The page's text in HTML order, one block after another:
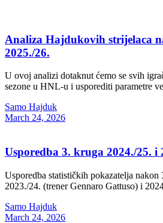
Analiza Hajdukovih strijelaca
2025./26.
U ovoj analizi dotaknut ćemo se svih
sezone u HNL-u i usporediti parametre
Samo Hajduk
March 24, 2026
Usporedba 3. kruga 2024./25. i
Usporedba statističkih pokazatelja nakon
2023./24. (trener Gennaro Gattuso) i
Samo Hajduk
March 24, 2026